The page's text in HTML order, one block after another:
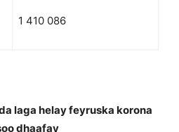
1 410 086
laga helay feyruska korona
dhaafay